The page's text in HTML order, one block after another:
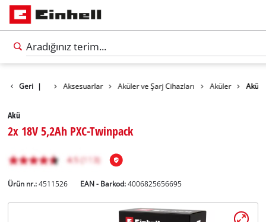
Geri | Aksesuarlar Aküler ve Şarj Cihazları Aküler Akü
Akü
2x 18V 5,2Ah PXC-Twinpack
Ürün nr.: 4511526 EAN - Barkod:4006825656695